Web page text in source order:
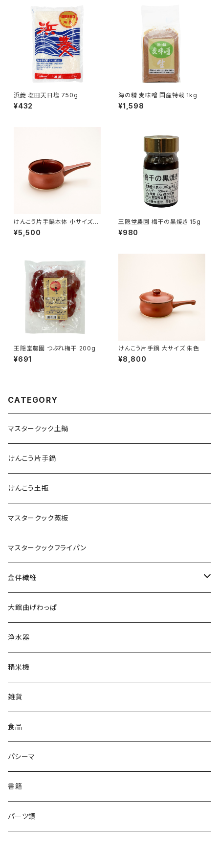
浜菱 塩田天日塩 750g
¥432
海の精 麦味噌 国産特栽 1kg
¥1,598
けんこう片手鍋本体 小サイズ
朱色
¥5,500
王隠堂農園 梅干の黒焼き 15g
¥980
王隠堂農園 つぶれ梅干 200g
¥691
けんこう片手鍋 大サイズ 朱色
¥8,800
CATEGORY
マスタークック土鍋
けんこう片手鍋
けんこう土瓶
マスタークック蒸板
マスタークックフライパン
金伴繊維
WOMEN
MEN
大館曲げわっぱ
浄水器
精米機
雑貨
食品
パシーマ
書籍
パーツ類